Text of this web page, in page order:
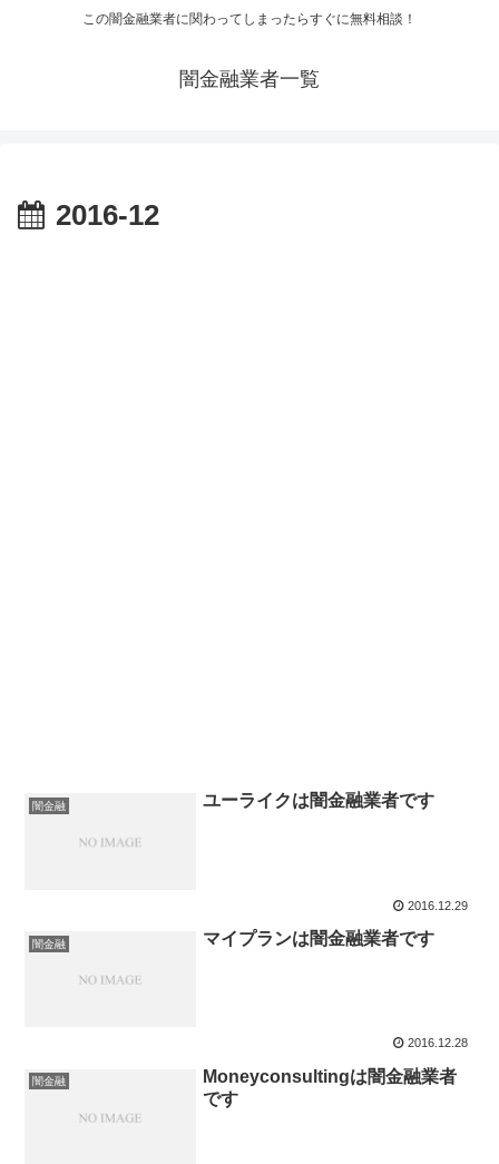
この闇金融業者に関わってしまったらすぐに無料相談！
闇金融業者一覧
2016-12
闇金融 ユーライクは闇金融業者です
2016.12.29
闇金融 マイプランは闇金融業者です
2016.12.28
闇金融
Moneyconsultingは闇金融業者
です